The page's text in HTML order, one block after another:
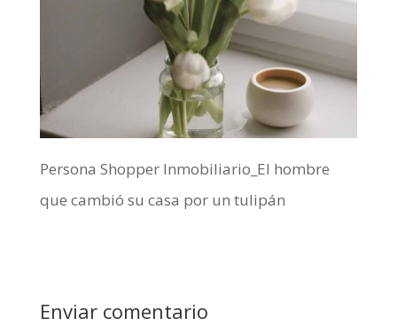
Persona Shopper Inmobiliario_El hombre
que cambió su casa por un tulipán
Enviar comentario